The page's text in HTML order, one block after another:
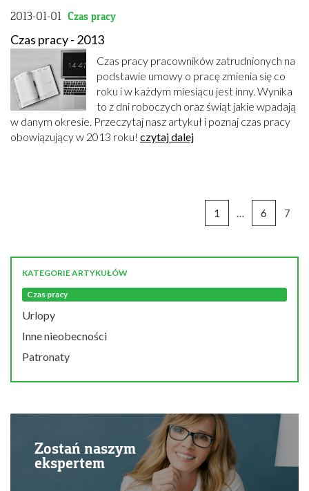
2013-01-01 Czas pracy
Czas pracy - 2013
Czas pracy pracowników zatrudnionych na
podstawie umowy o pracę zmienia się co
roku i w każdym miesiącu jest inny. Wynika
to z dni roboczych oraz świąt jakie wpadają
w danym okresie. Przeczytaj nasz artykuł i poznaj czas pracy
obowiązujący w 2013 roku! czytaj dalej
1 … 6 7
KATEGORIE ARTYKUŁÓW
Czas pracy
Urlopy
Inne nieobecności
Patronaty
Zostań naszym
ekspertem